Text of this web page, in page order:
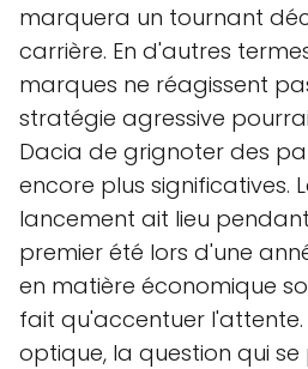
marquera un tournant
carrière. En d'autres
marques ne réagissent
stratégie agressive
Dacia de grignoter des
encore plus significatives.
lancement ait lieu
premier été lors d'une
en matière économique
fait qu'accentuer
optique, la question qui